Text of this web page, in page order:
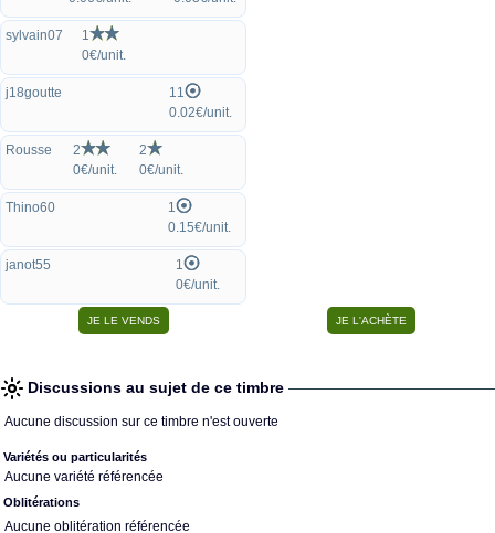
sylvain07
1
0€/unit.
j18goutte
11
0.02€/unit.
Rousse
2
0€/unit.
2
0€/unit.
Thino60
1
0.15€/unit.
janot55
1
0€/unit.
Discussions au sujet de ce timbre
Aucune discussion sur ce timbre n'est ouverte
Variétés ou particularités
Aucune variété référencée
Oblitérations
Aucune oblitération référencée